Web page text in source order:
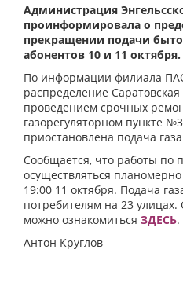
Администрация
проинформировала о
прекращении подачи
абонентов 10 и 11 октября.
По информации филиала
распределение Саратовская
проведением срочных
газорегуляторном пункте
приостановлена подача
Сообщается, что работы по
осуществляться
19:00 11 октября. Подача
потребителям на 23
можно ознакомиться ЗДЕСЬ.
Антон Круглов